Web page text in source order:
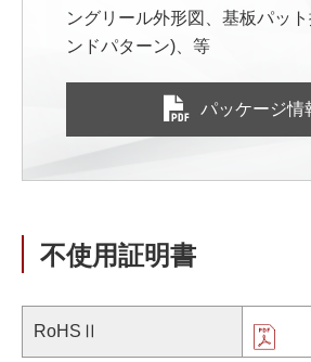
ングリール外形図、基板パッ
ンドパターン)、等
パッケージ情
不使用証明書
RoHSⅡ